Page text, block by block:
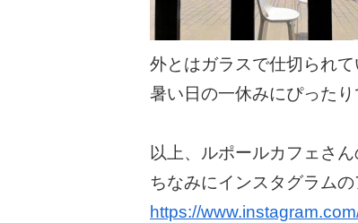
外とはガラスで仕切られ
暑い日の一休みにぴったり
以上、ルポールカフェさん
ちなみにインスタグラム
https://